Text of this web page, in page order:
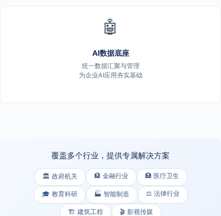
🤖
AI数据底座
统一数据汇聚与管理
为企业AI应用夯实基础
覆盖多个行业，提供专属解决方案
🏛️ 政府机关 🏦 金融行业 🏥 医疗卫生
🎓 教育科研 🏭 智能制造 ⚖️ 法律行业
🏗️ 建筑工程 🎬 影视传媒